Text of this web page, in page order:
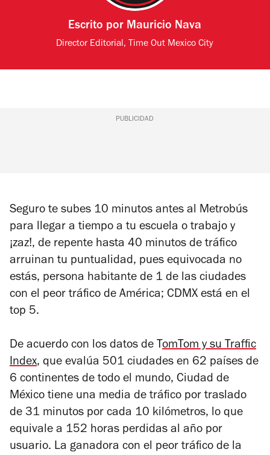
Escrito por Mauricio Nava
Director Editorial, Time Out Mexico City
PUBLICIDAD
Seguro te subes 10 minutos antes al Metrobús
para llegar a tiempo a tu escuela o trabajo y
¡zaz!, de repente hasta 40 minutos de tráfico
arruinan tu puntualidad, pues equivocada no
estás, persona habitante de 1 de las ciudades
con el peor tráfico de América; CDMX está en el
top 5.
De acuerdo con los datos de TomTom y su Traffic
Index, que evalúa 501 ciudades en 62 países de
6 continentes de todo el mundo, Ciudad de
México tiene una media de tráfico por traslado
de 31 minutos por cada 10 kilómetros, lo que
equivale a 152 horas perdidas al año por
usuario. La ganadora con el peor tráfico de la